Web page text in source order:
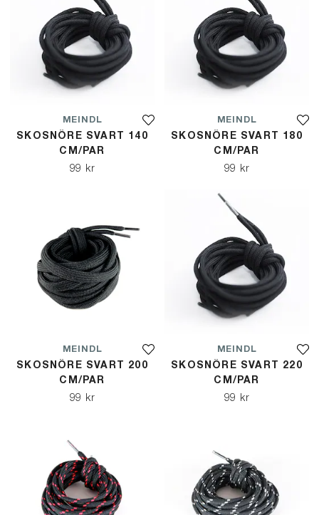
MEINDL
SKOSNÖRE SVART 140
CM/PAR
99 kr
MEINDL
SKOSNÖRE SVART 180
CM/PAR
99 kr
MEINDL
SKOSNÖRE SVART 200
CM/PAR
99 kr
MEINDL
SKOSNÖRE SVART 220
CM/PAR
99 kr